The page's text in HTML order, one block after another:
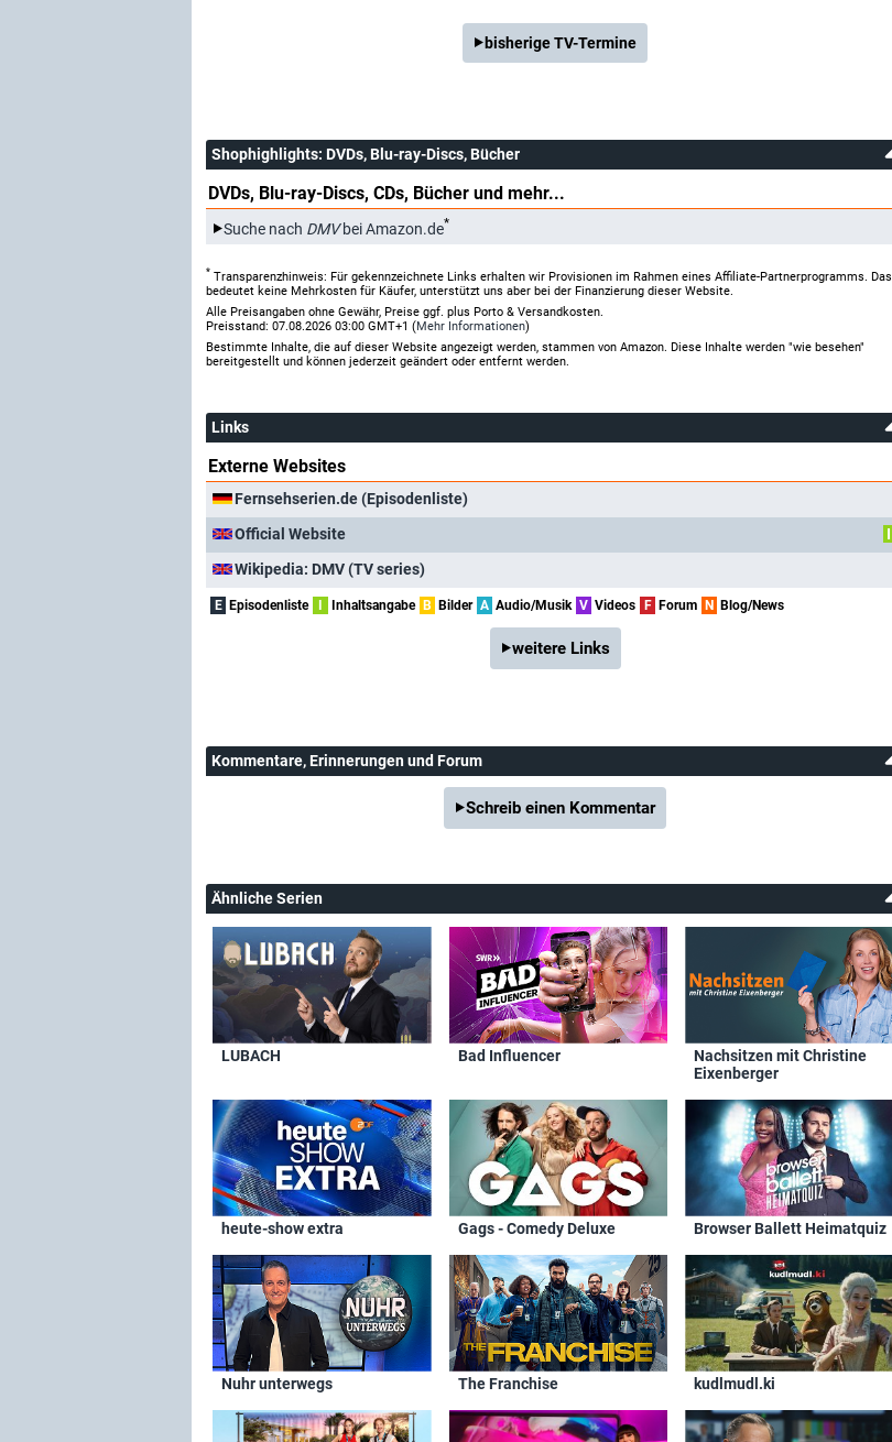
bisherige TV-Termine
Shophighlights: DVDs, Blu-ray-Discs, Bücher
DVDs, Blu-ray-Discs, CDs, Bücher und mehr...
Suche nach DMVbei Amazon.de*
* Transparenzhinweis: Für gekennzeichnete Links erhalten wir Provisionen im Rahmen eines Affiliate-Partnerprogramms. Das
bedeutet keine Mehrkosten für Käufer, unterstützt uns aber bei der Finanzierung dieser Website.
Alle Preisangaben ohne Gewähr, Preise ggf. plus Porto & Versandkosten.
Preisstand: 07.08.2026 03:00 GMT+1 (Mehr Informationen)
Bestimmte Inhalte, die auf dieser Website angezeigt werden, stammen von Amazon. Diese Inhalte werden "wie besehen"
bereitgestellt und können jederzeit geändert oder entfernt werden.
Links
Externe Websites
Fernsehserien.de (Episodenliste)
Official Website
I
Wikipedia: DMV (TV series)
E Episodenliste I Inhaltsangabe B Bilder A Audio/Musik V Videos F Forum N Blog/News
weitere Links
Kommentare, Erinnerungen und Forum
Schreib einen Kommentar
Ähnliche Serien
LUBACH Bad Influencer
Nachsitzen mit Christine
Eixenberger
heute-show extra Gags - Comedy Deluxe Browser Ballett Heimatquiz
Nuhr unterwegs The Franchise kudlmudl.ki